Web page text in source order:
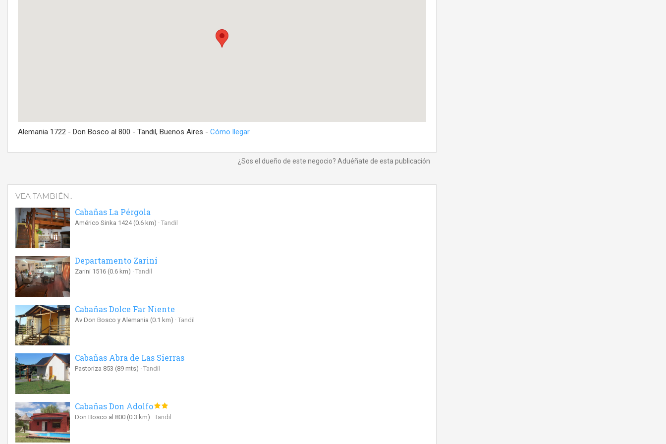
Alemania 1722 - Don Bosco al 800 - Tandil, Buenos Aires - Cómo llegar
¿Sos el dueño de este negocio? Aduéñate de esta publicación
VEA TAMBIÉN..
Cabañas La Pérgola
Américo Sinka 1424 (0.6 km) Tandil
Departamento Zarini
Zarini 1516 (0.6 km) Tandil
Cabañas Dolce Far Niente
Av Don Bosco y Alemania (0.1 km) Tandil
Cabañas Abra de Las Sierras
Pastoriza 853 (89 mts) Tandil
Cabañas Don Adolfo
Don Bosco al 800 (0.3 km) Tandil